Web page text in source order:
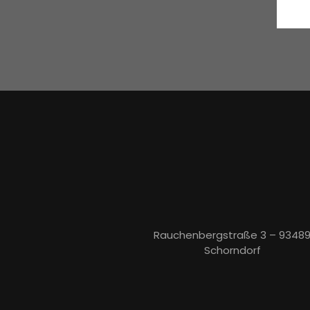
Rauchenbergstraße 3 –
Schorndorf